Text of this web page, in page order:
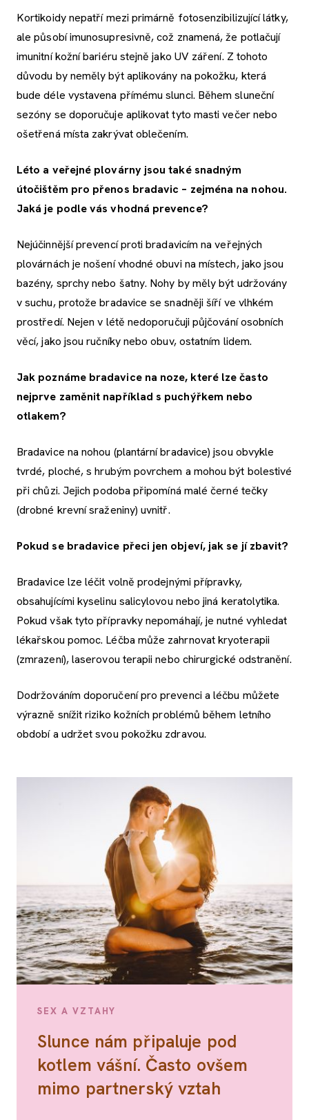
Kortikoidy nepatří mezi primárně fotosenzibilizující látky,
ale působí imunosupresivně, což znamená, že potlačují
imunitní kožní bariéru stejně jako UV záření. Z tohoto
důvodu by neměly být aplikovány na pokožku, která
bude déle vystavena přímému slunci. Během sluneční
sezóny se doporučuje aplikovat tyto masti večer nebo
ošetřená místa zakrývat oblečením.
Léto a veřejné plovárny jsou také snadným
útočištěm pro přenos bradavic – zejména na nohou.
Jaká je podle vás vhodná prevence?
Nejúčinnější prevencí proti bradavicím na veřejných
plovárnách je nošení vhodné obuvi na místech, jako jsou
bazény, sprchy nebo šatny. Nohy by měly být udržovány
v suchu, protože bradavice se snadněji šíří ve vlhkém
prostředí. Nejen v létě nedoporučuji půjčování osobních
věcí, jako jsou ručníky nebo obuv, ostatním lidem.
Jak poznáme bradavice na noze, které lze často
nejprve zaměnit například s puchýřkem nebo
otlakem?
Bradavice na nohou (plantární bradavice) jsou obvykle
tvrdé, ploché, s hrubým povrchem a mohou být bolestivé
při chůzi. Jejich podoba připomíná malé černé tečky
(drobné krevní sraženiny) uvnitř.
Pokud se bradavice přeci jen objeví, jak se jí zbavit?
Bradavice lze léčit volně prodejnými přípravky,
obsahujícími kyselinu salicylovou nebo jiná keratolytika.
Pokud však tyto přípravky nepomáhají, je nutné vyhledat
lékařskou pomoc. Léčba může zahrnovat kryoterapii
(zmrazení), laserovou terapii nebo chirurgické odstranění.
Dodržováním doporučení pro prevenci a léčbu můžete
výrazně snížit riziko kožních problémů během letního
období a udržet svou pokožku zdravou.
SEX A VZTAHY
Slunce nám připaluje pod
kotlem vášní. Často ovšem
mimo partnerský vztah